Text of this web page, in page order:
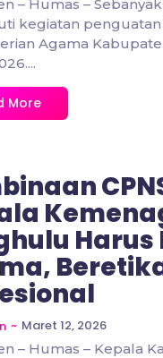
– Humas –
kegiatan
Agama
More
~ Maret 12, 2026
– Humas – Kepala